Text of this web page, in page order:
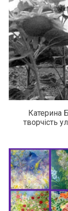
Катерина
творчість